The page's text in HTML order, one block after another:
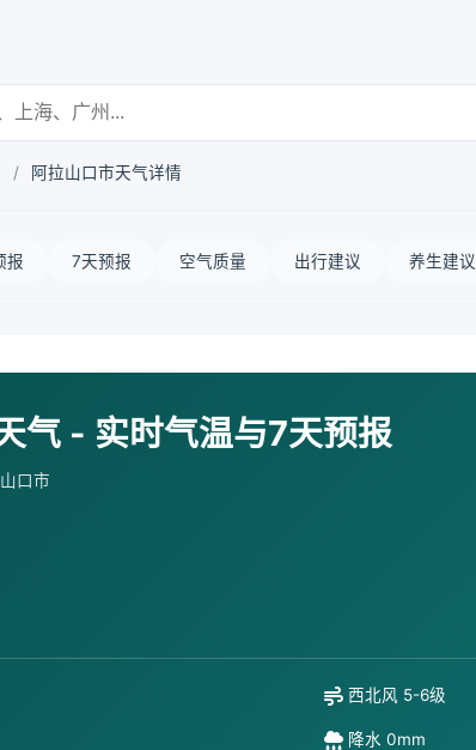
/ 阿拉山口市天气详情
报 7天预报 空气质量 出行建议 养生建议
气 - 实时气温与7天预报
口市
西北风 5-6级
降水 0mm